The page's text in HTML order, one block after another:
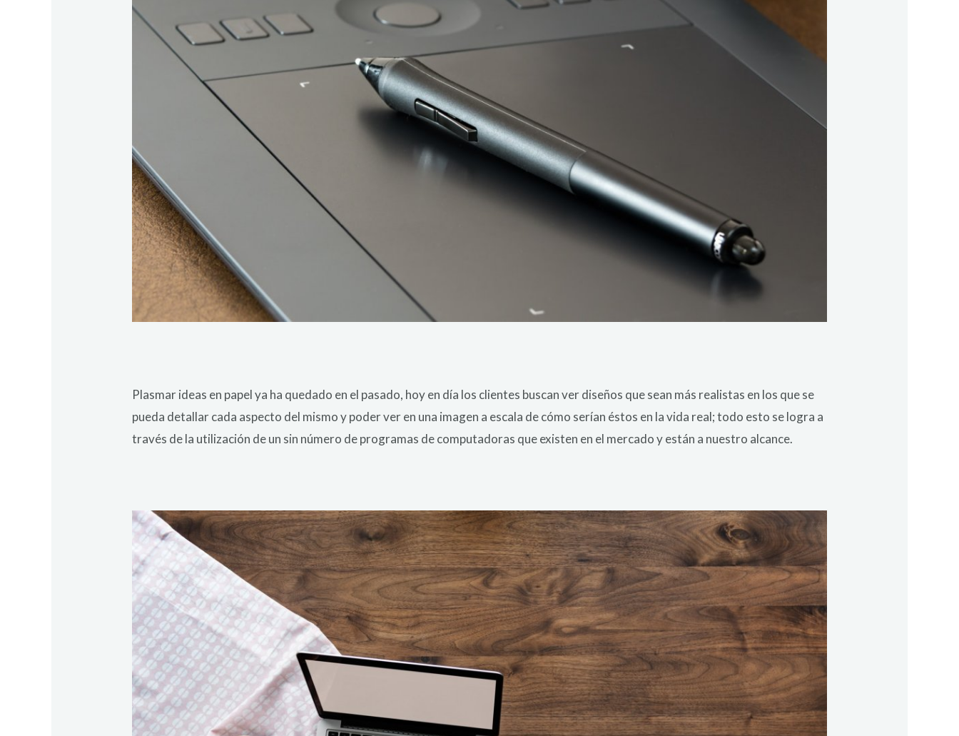
Plasmar ideas en papel ya ha quedado en el pasado, hoy en día los clientes buscan ver diseños que sean más realistas en los que se
pueda detallar cada aspecto del mismo y poder ver en una imagen a escala de cómo serían éstos en la vida real; todo esto se logra a
través de la utilización de un sin número de programas de computadoras que existen en el mercado y están a nuestro alcance.